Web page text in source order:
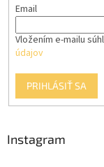
Email
Vložením e-mailu
údajov
PRIHLÁSIŤ SA
Instagram